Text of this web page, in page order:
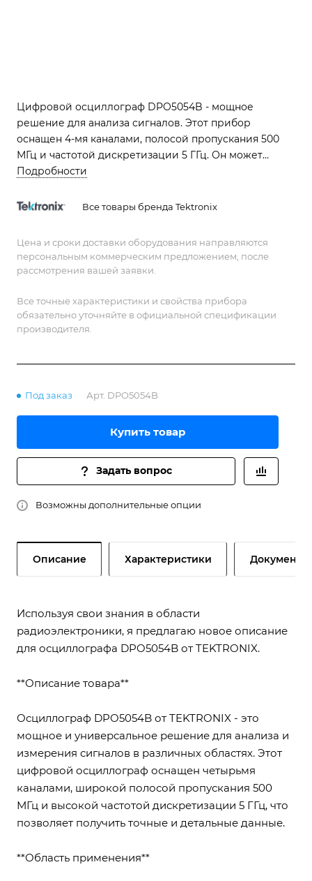
Цифровой осциллограф DPO5054B - мощное
решение для анализа сигналов. Этот прибор
оснащен 4-мя каналами, полосой пропускания 500
МГц и частотой дискретизации 5 ГГц. Он может
хранить до 25 МБ данных (опционально до 50 МБ или
пс до 1000 с/дел. Доступна синхронизация по
логической модели и шинам. Автоматические
измерения включают 53 параметра.
Подробности
Все товары бренда Tektronix
Цена и сроки доставки оборудования направляются
персональным коммерческим предложением, после
рассмотрения вашей заявки.
Все точные характеристики и свойства прибора
обязательно уточняйте в официальной спецификации
производителя.
Под заказ Арт. DPO5054B
Купить товар
Задать вопрос
Возможны дополнительные опции
Описание Характеристики Документы
Используя свои знания в области
радиоэлектроники, я предлагаю новое описание
для осциллографа DPO5054B от TEKTRONIX.
**Описание товара**
Осциллограф DPO5054B от TEKTRONIX - это
мощное и универсальное решение для анализа и
измерения сигналов в различных областях. Этот
цифровой осциллограф оснащен четырьмя
каналами, широкой полосой пропускания 500
МГц и высокой частотой дискретизации 5 ГГц, что
позволяет получить точные и детальные данные.
**Область применения**